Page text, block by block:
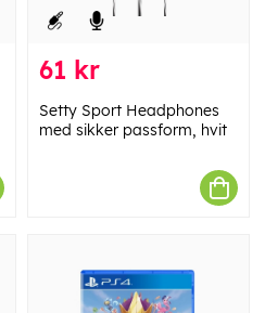
61 kr
Setty Sport Headphones
med sikker passform, hvit